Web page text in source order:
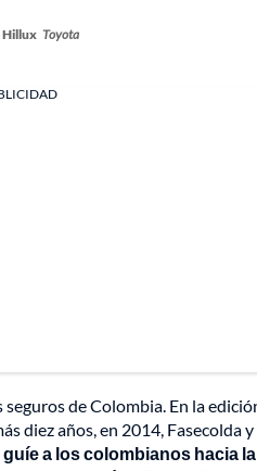
Hillux Toyota
de Colombia. En la
diez años, en 2014, Fasecolda
guíe a los colombianos hacia